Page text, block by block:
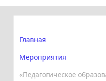
Главная
Мероприятия
«Педагогическое